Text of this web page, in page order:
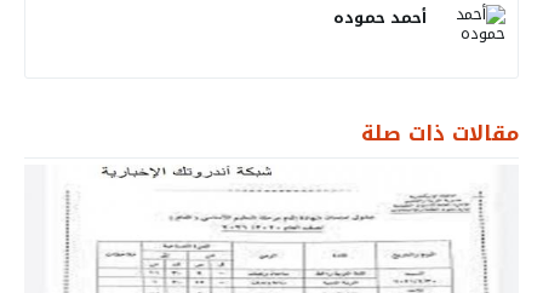
أحمد حموده
مقالات ذات صلة